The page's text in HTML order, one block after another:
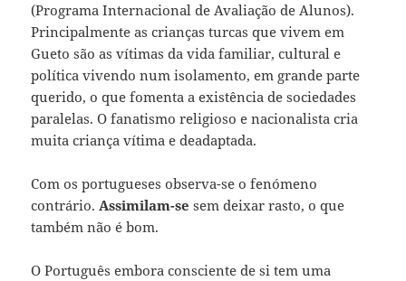
(Programa Internacional de Avaliação de Alunos).
Principalmente as crianças turcas que vivem em
Gueto são as vítimas da vida familiar, cultural e
política vivendo num isolamento, em grande parte
querido, o que fomenta a existência de sociedades
paralelas. O fanatismo religioso e nacionalista cria
muita criança vítima e deadaptada.
Com os portugueses observa-se o fenómeno
contrário.Assimilam-se sem deixar rasto, o que
também não é bom.
O Português embora consciente de si tem uma